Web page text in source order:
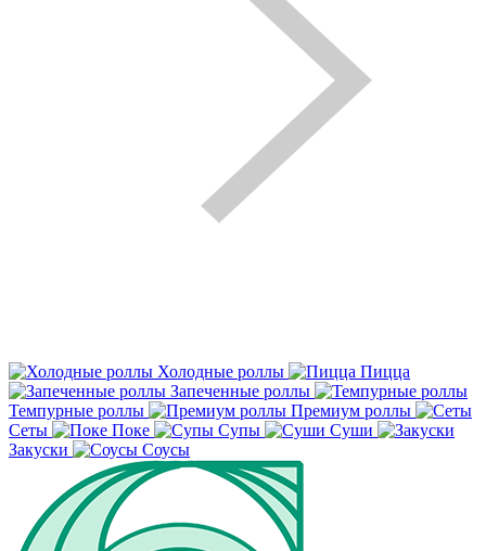
Холодные роллы
Пицца
Запеченные роллы
Темпурные роллы
Премиум роллы
Сеты
Поке Супы
Суши
Закуски
Соусы